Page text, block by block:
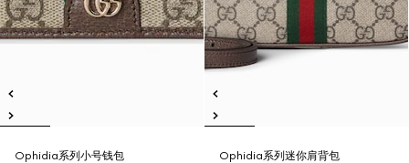
Ophidia系列小号钱包
Ophidia系列迷你肩背包